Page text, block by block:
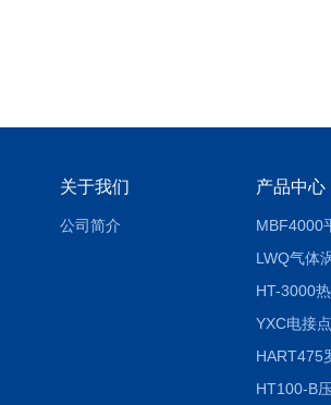
关于我们
公司简介
产品中心
MBF4000
LWQ气体
HT-3000
YXC电接